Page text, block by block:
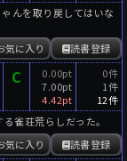
んを取り戻してはいな
読書登録
気に入り
C
0.00pt
7.00pt
4.42pt
0件
1件
12件
雀荘荒らしだった。
読書登録
気に入り